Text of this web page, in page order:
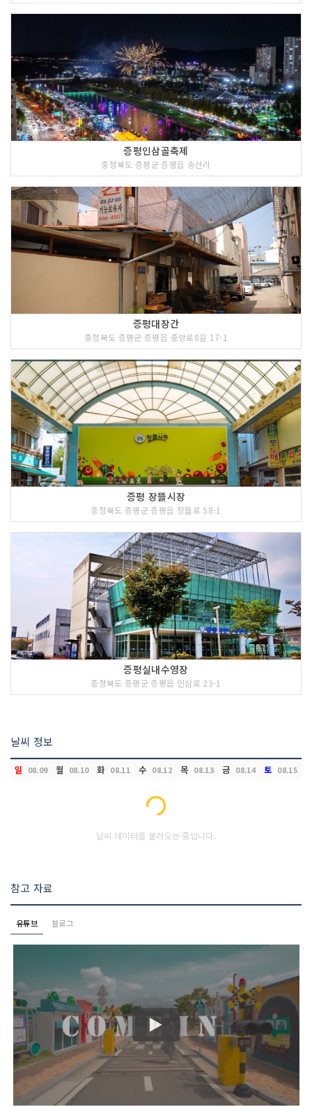
증평인삼골축제
충청북도 증평군 증평읍 송산리
증평대장간
충청북도 증평군 증평읍 중앙로8길 17-1
증평 장뜰시장
충청북도 증평군 증평읍 장뜰로 58-1
증평실내수영장
충청북도 증평군 증평읍 인삼로 23-1
날씨 정보
일 08.09 월 08.10 화 08.11 수 08.12 목 08.13 금 08.14 토 08.15
Loading...
날씨 데이터를 불러오는 중입니다.
참고 자료
유튜브 블로그